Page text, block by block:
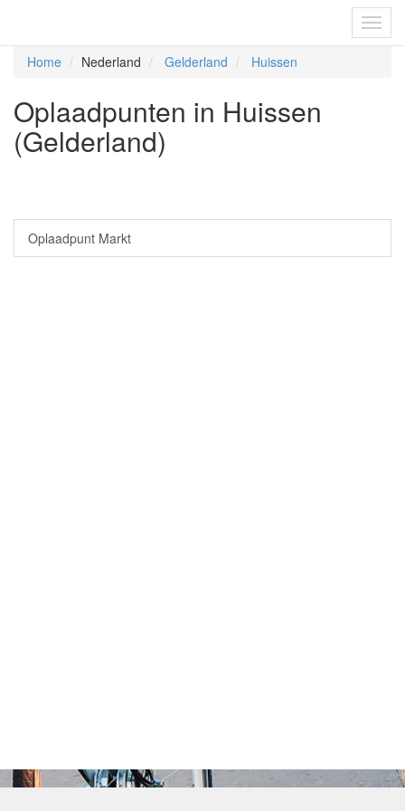
Home Nederland Gelderland Huissen
Oplaadpunten in Huissen
(Gelderland)
Oplaadpunt Markt